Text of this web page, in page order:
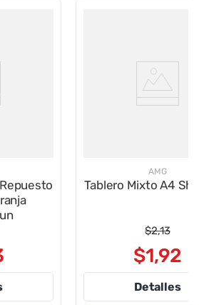
AMG
Tablero Mixto A4
$2,13
$1,92
Detalles